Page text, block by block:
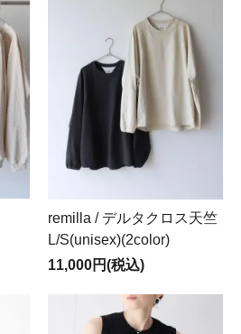
remilla / デルタクロス天竺
L/S(unisex)(2color)
11,000円(税込)